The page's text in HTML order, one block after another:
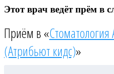
Этот врач ведёт прём в
Приём в «Стоматология
(Атрибьют кидс)»